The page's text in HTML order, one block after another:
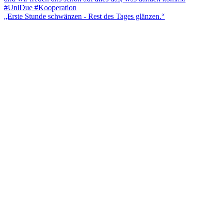
„Erste Stunde schwänzen - Rest des Tages glänzen.“